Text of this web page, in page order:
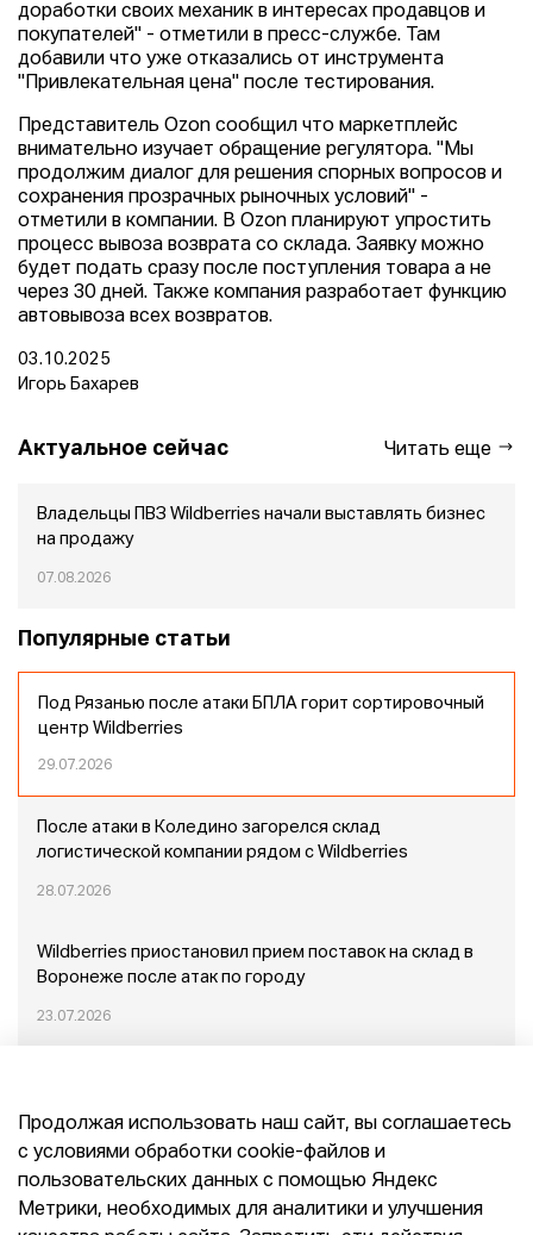
доработки своих механик в интересах продавцов и
покупателей" - отметили в пресс-службе. Там
добавили что уже отказались от инструмента
"Привлекательная цена" после тестирования.
Представитель Ozon сообщил что маркетплейс
внимательно изучает обращение регулятора. "Мы
продолжим диалог для решения спорных вопросов и
сохранения прозрачных рыночных условий" -
отметили в компании. В Ozon планируют упростить
процесс вывоза возврата со склада. Заявку можно
будет подать сразу после поступления товара а не
через 30 дней. Также компания разработает функцию
автовывоза всех возвратов.
03.10.2025
Игорь Бахарев
Актуальное сейчас Читать еще
Владельцы ПВЗ Wildberries начали выставлять бизнес
на продажу
07.08.2026
Популярные статьи
Под Рязанью после атаки БПЛА горит сортировочный
центр Wildberries
29.07.2026
После атаки в Коледино загорелся склад
логистической компании рядом с Wildberries
28.07.2026
Wildberries приостановил прием поставок на склад в
Воронеже после атак по городу
23.07.2026
Конец эпохи маркетплейсов: прогнозы сооснователя
Mr.Doors Максима Валецкого
Продолжая использовать наш сайт, вы соглашаетесь
с условиями обработки cookie-файлов и
пользовательских данных с помощью Яндекс
Метрики, необходимых для аналитики и улучшения